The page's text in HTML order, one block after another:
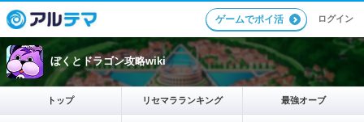
ゲームでポイ活 ログイン
ぼくとドラゴン攻略wiki
トップ リセマラランキング 最強オーブ